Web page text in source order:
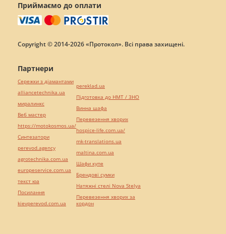
Приймаємо до оплати
Copyright © 2014-2026 «Протокол». Всі права захищені.
Партнери
Сережки з діамантами
alliancetechnika.ua
миралинкс
Веб мастер
https://motokosmos.ua/
Синтезатори
perevod.agency
agrotechnika.com.ua
europeservice.com.ua
текст юа
Посилання
kievperevod.com.ua
pereklad.ua
Підготовка до НМТ / ЗНО
Винна шафа
Перевезення хворих
hospice-life.com.ua/
mk-translations.ua
maltina.com.ua
Шафи купе
Брендові сумки
Натяжні стелі Nova Stelya
Перевезення хворих за
кордон